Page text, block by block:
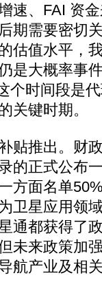
速、FAI 资
期需要密切
估值水平，
是大概率事
个时间段是
关键时期。
推出。财
的正式公布
方面名单
卫星应用领
通都获得了
未来政策加
航产业及相